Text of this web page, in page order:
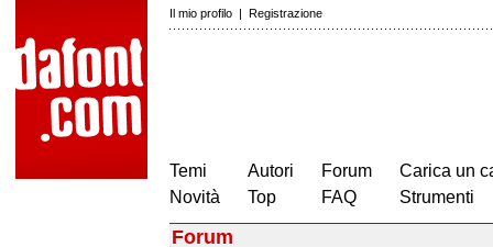
Il mio profilo | Registrazione
Temi
Novità
Autori
Top
Forum
FAQ
Carica un
Strumenti
Forum